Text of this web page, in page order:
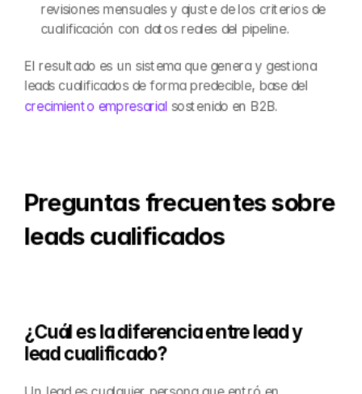
revisiones mensuales y ajuste de los criterios de
cualificación con datos reales del pipeline.
El resultado es un sistema que genera y gestiona
crecimiento empresarial sostenido en B2B.
Preguntas frecuentes sobre
leads cualificados
¿Cuál es la diferencia entre lead y
lead cualificado?